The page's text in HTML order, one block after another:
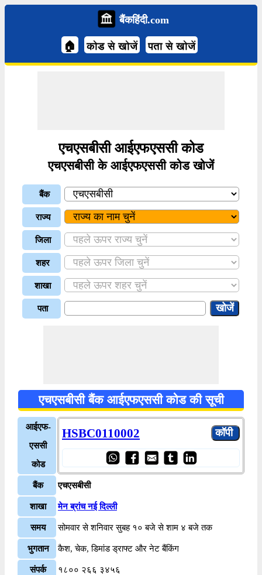
बैंकहिंदी.com
🏠 कोड से खोजें पता से खोजें
एचएसबीसी आईएफएससी कोड
एचएसबीसी के आईएफएससी कोड खोजें
बैंक
राज्य
जिला
शहर
शाखा
पता
एचएसबीसी बैंक आईएफएससी कोड की सूची
आईएफ-
एससी
कोड
HSBC0110002
बैंक एचएसबीसी
शाखा मेन ब्रांच नई दिल्ली
समय सोमवार से शनिवार सुबह १० बजे से शाम ४ बजे तक
भुगतान कैश, चेक, डिमांड ड्राफ्ट और नेट बैंकिंग
संपर्क १८०० २६६ ३४५६